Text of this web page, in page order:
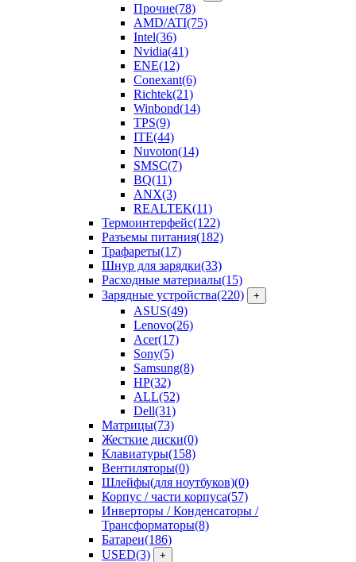
Прочие(78)
AMD/ATI(75)
Intel(36)
Nvidia(41)
ENE(12)
Conexant(6)
Richtek(21)
Winbond(14)
TPS(9)
ITE(44)
Nuvoton(14)
SMSC(7)
BQ(11)
ANX(3)
REALTEK(11)
Термоинтерфейс(122)
Разъемы питания(182)
Трафареты(17)
Шнур для зарядки(33)
Расходные материалы(15)
Зарядные устройства(220) +
ASUS(49)
Lenovo(26)
Acer(17)
Sony(5)
Samsung(8)
HP(32)
ALL(52)
Dell(31)
Матрицы(73)
Жесткие диски(0)
Клавиатуры(158)
Вентиляторы(0)
Шлейфы(для ноутбуков)(0)
Корпус / части корпуса(57)
Инверторы / Конденсаторы /
Трансформаторы(8)
Батареи(186)
USED(3) +